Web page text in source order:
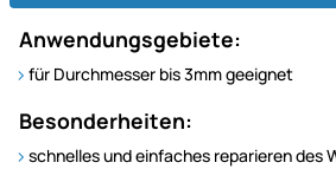
Anwendungsgebiete:
für Durchmesser bis 3mm geeignet
Besonderheiten:
schnelles und einfaches reparieren des